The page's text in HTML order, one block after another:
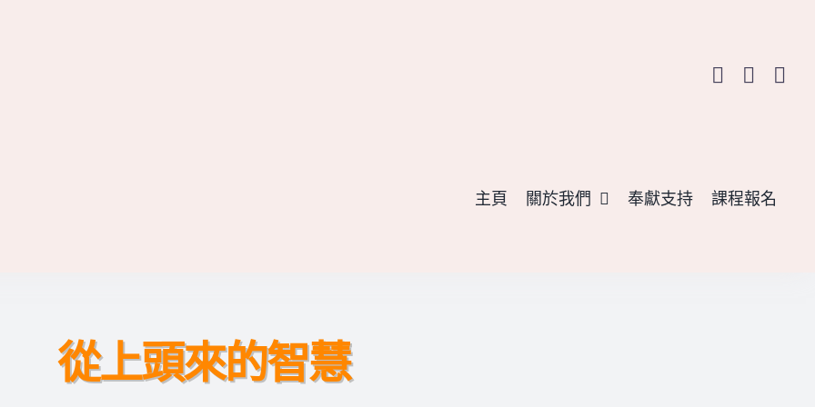
主頁 關於我們 奉獻支持 課程報名
從上頭來的智慧